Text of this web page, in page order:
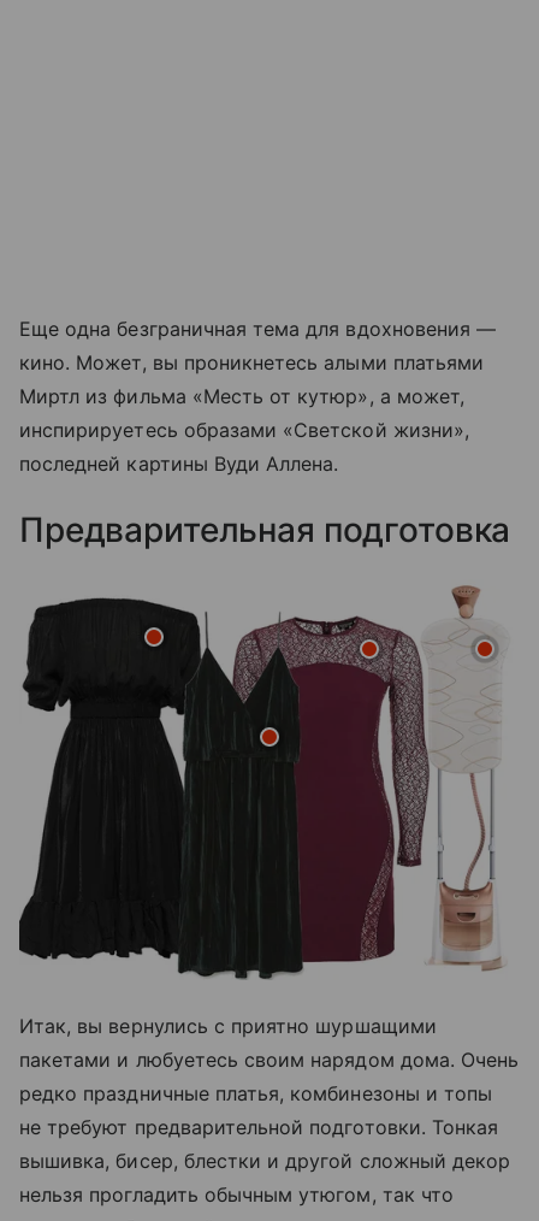
Еще одна безграничная тема для вдохновения —
кино. Может, вы проникнетесь алыми платьями
Миртл из фильма «Месть от кутюр», а может,
инспирируетесь образами «Светской жизни»,
последней картины Вуди Аллена.
Предварительная подготовка
Итак, вы вернулись с приятно шуршащими
пакетами и любуетесь своим нарядом дома. Очень
редко праздничные платья, комбинезоны и топы
не требуют предварительной подготовки. Тонкая
вышивка, бисер, блестки и другой сложный декор
нельзя прогладить обычным утюгом, так что